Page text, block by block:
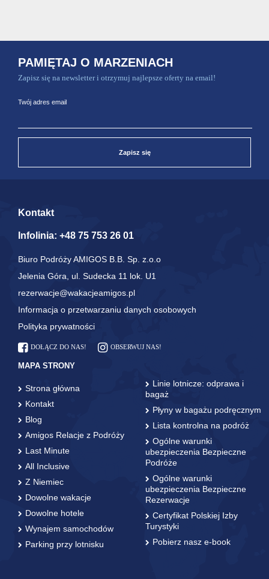
PAMIĘTAJ O MARZENIACH
Zapisz się na newsletter i otrzymuj najlepsze oferty na email!
Twój adres email
Zapisz się
Kontakt
Infolinia: +48 75 753 26 01
Biuro Podróży AMIGOS B.B. Sp. z.o.o
Jelenia Góra, ul. Sudecka 11 lok. U1
rezerwacje@wakacjeamigos.pl
Informacja o przetwarzaniu danych osobowych
Polityka prywatności
DOŁĄCZ DO NAS! OBSERWUJ NAS!
MAPA STRONY
Strona główna
Kontakt
Blog
Amigos Relacje z Podróży
Last Minute
All Inclusive
Z Niemiec
Dowolne wakacje
Dowolne hotele
Wynajem samochodów
Parking przy lotnisku
Linie lotnicze: odprawa i
bagaż
Płyny w bagażu podręcznym
Lista kontrolna na podróż
Ogólne warunki
ubezpieczenia Bezpieczne
Podróże
Ogólne warunki
ubezpieczenia Bezpieczne
Rezerwacje
Certyfikat Polskiej Izby
Turystyki
Pobierz nasz e-book